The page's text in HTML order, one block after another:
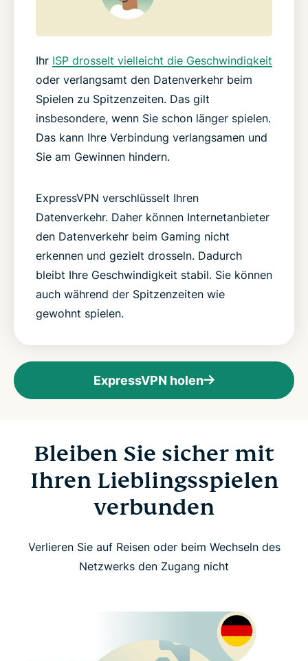
Ihr ISP drosselt vielleicht die Geschwindigkeit
oder verlangsamt den Datenverkehr beim
Spielen zu Spitzenzeiten. Das gilt
insbesondere, wenn Sie schon länger spielen.
Das kann Ihre Verbindung verlangsamen und
Sie am Gewinnen hindern.
ExpressVPN verschlüsselt Ihren
Datenverkehr. Daher können Internetanbieter
den Datenverkehr beim Gaming nicht
erkennen und gezielt drosseln. Dadurch
bleibt Ihre Geschwindigkeit stabil. Sie können
auch während der Spitzenzeiten wie
gewohnt spielen.
ExpressVPN holen
Bleiben Sie sicher mit
Ihren Lieblingsspielen
verbunden
Verlieren Sie auf Reisen oder beim Wechseln des
Netzwerks den Zugang nicht